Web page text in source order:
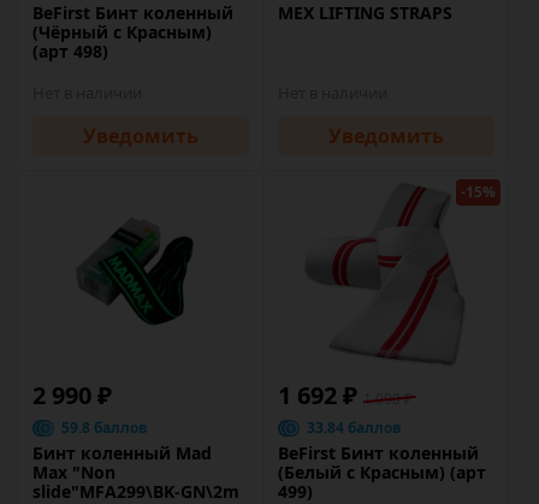
BeFirst Бинт коленный
(Чёрный с Красным)
(арт 498)
Уведомить
MEX LIFTING STRAPS
Уведомить
2 990 ₽
59.8 баллов
Бинт коленный Mad
Max "Non
slide"MFA299\BK-GN\2m
-15%
1 692 ₽ 1 990 ₽
33.84 баллов
BeFirst Бинт коленный
(Белый с Красным) (арт
499)